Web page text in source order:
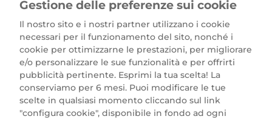
Marionnaud Parfumeries Italia S.r.l.
Largo Fiera Milano 5, 20017 Rho (MI)
REA Milano 1650024 con P.IVA 13425220152.
SCARICA LA NOSTRA APP
Gestione delle preferenze sui cookie
Il nostro sito e i nostri partner utilizzano i cookie
necessari per il funzionamento del sito, nonché i
cookie per ottimizzarne le prestazioni, per migliorare
e/o personalizzare le sue funzionalità e per offrirti
pubblicità pertinente. Esprimi la tua scelta! La
conserviamo per 6 mesi. Puoi modificare le tue
scelte in qualsiasi momento cliccando sul link
"configura cookie", disponibile in fondo ad ogni